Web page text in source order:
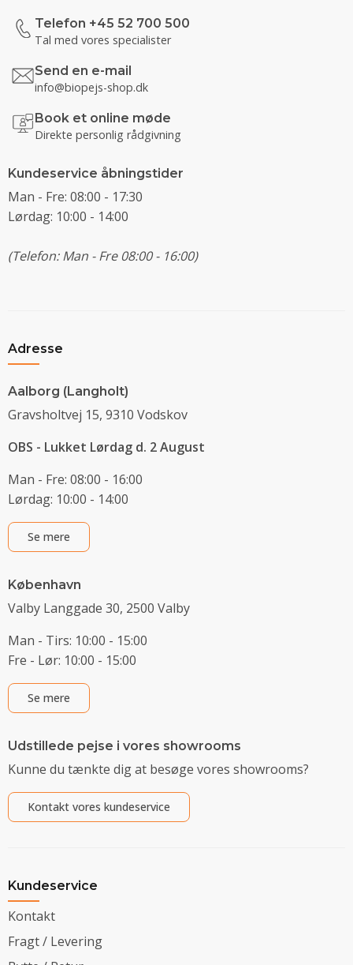
Telefon +45 52 700 500
Tal med vores specialister
Send en e-mail
info@biopejs-shop.dk
Book et online møde
Direkte personlig rådgivning
Kundeservice åbningstider
Man - Fre: 08:00 - 17:30
Lørdag: 10:00 - 14:00
(Telefon: Man - Fre 08:00 - 16:00)
Adresse
Aalborg (Langholt)
Gravsholtvej 15, 9310 Vodskov
OBS - Lukket Lørdag d. 2 August
Man - Fre: 08:00 - 16:00
Lørdag: 10:00 - 14:00
Se mere
København
Valby Langgade 30, 2500 Valby
Man - Tirs: 10:00 - 15:00
Fre - Lør: 10:00 - 15:00
Se mere
Udstillede pejse i vores showrooms
Kunne du tænkte dig at besøge vores showrooms?
Kontakt vores kundeservice
Kundeservice
Kontakt
Fragt / Levering